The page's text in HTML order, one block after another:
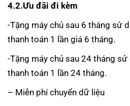
4.2.Ưu đãi đi kèm
-Tặng máy chủ sau 6 tháng sử
thanh toán 1 lần giá 6 tháng.
-Tặng máy chủ sau 24 tháng
thanh toán 1 lần 24 tháng.
– Miễn phí chuyển dữ liệu